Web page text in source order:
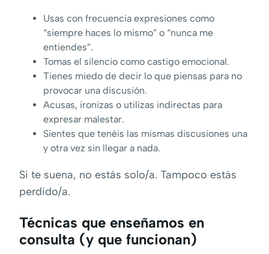
Usas con frecuencia expresiones como
“siempre haces lo mismo” o “nunca me
entiendes”.
Tomas el silencio como castigo emocional.
Tienes miedo de decir lo que piensas para no
provocar una discusión.
Acusas, ironizas o utilizas indirectas para
expresar malestar.
Sientes que tenéis las mismas discusiones una
y otra vez sin llegar a nada.
Si te suena, no estás solo/a. Tampoco estás
perdido/a.
Técnicas que enseñamos en
consulta (y que funcionan)